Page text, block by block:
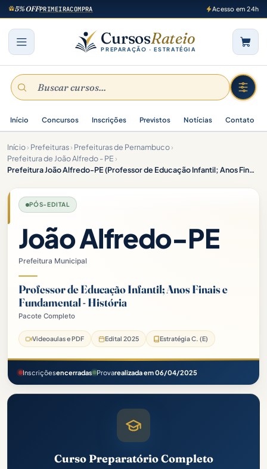
5% OFFPRIMEIRACOMPRA Acesso em 24h
CursosRateio
PREPARAÇÃO · ESTRATÉGIA
Início Concursos Inscrições Previstos Notícias Contato
Início› Prefeituras› Prefeituras de Pernambuco›
Prefeitura de João Alfredo - PE ›
Prefeitura João Alfredo-PE (Professor de Educação Infantil; Anos Finais e Fundamental – História) Pacote Completo – 2025 (Pós-Edital)
PÓS-EDITAL
João Alfredo-PE
Prefeitura Municipal
Professor de Educação Infantil; Anos Finais e
Fundamental - História
Pacote Completo
Videoaulas e PDF Edital 2025 Estratégia C. (E)
Inscriçõesencerradas Provarealizada em 06/04/2025
Curso Preparatório Completo